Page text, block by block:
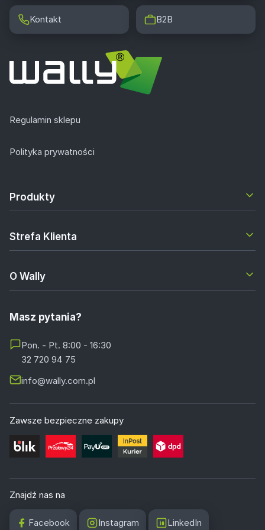
Kontakt B2B
Regulamin sklepu
Polityka prywatności
Produkty
Strefa Klienta
O Wally
Masz pytania?
Pon. - Pt. 8:00 - 16:30
32 720 94 75
info@wally.com.pl
Zawsze bezpieczne zakupy
Znajdź nas na
Facebook Instagram LinkedIn